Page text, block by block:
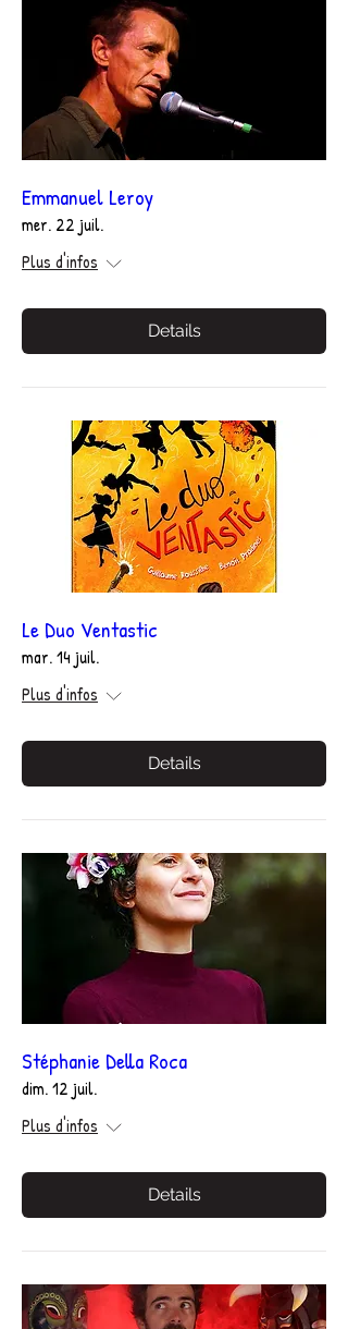
Emmanuel Leroy
mer. 22 juil.
Plus d'infos
Details
Le Duo Ventastic
mar. 14 juil.
Plus d'infos
Details
Stéphanie Della Roca
dim. 12 juil.
Plus d'infos
Details